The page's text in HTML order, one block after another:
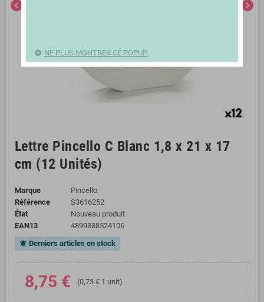
chevron_left chevron_right
Lettre Pincello C Blanc 1,8 x 21 x 17
cm (12 Unités)
Marque
Pincello
Référence
S3616252
État
Nouveau produit
EAN13
4899888524106
notifications_active Derniers articles en stock
8,75 € (0,73 € 1 unit)
NE PLUS MONTRER CE POPUP.